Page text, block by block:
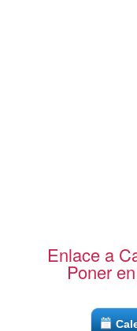
Enlace a
Poner